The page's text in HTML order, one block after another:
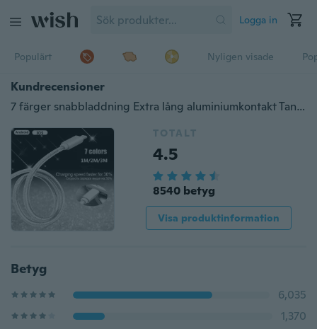
Logga in
Populärt Nyligen visade
Kundrecensioner
7 färger snabbladdning Extra lång aluminiumkontakt Tangle-free Nylon flätad kabelladdarkabel för IPhone IPad / iPod / Touch / Micro Usb Android (3ft = 1m 6ft = 2m 10ft = 3m)
TOTALT
4.5
8540 betyg
Visa produktinformation
Betyg
6,035
1,370